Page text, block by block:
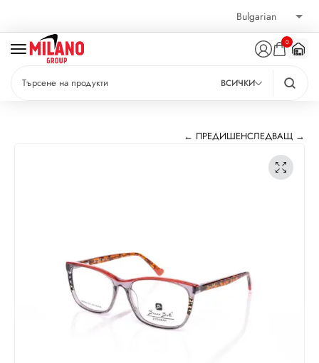
0
ВСИЧКИ
← ПРЕДИШЕНСЛЕДВАЩ →